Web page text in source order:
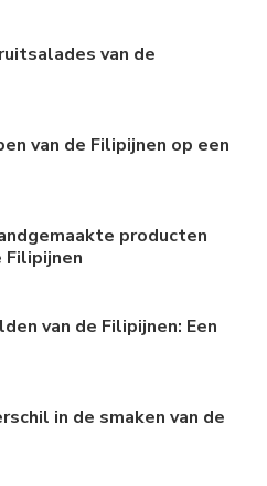
van de
van de Filipijnen op een
producten
Filipijnen
van de Filipijnen: Een
in de smaken van de